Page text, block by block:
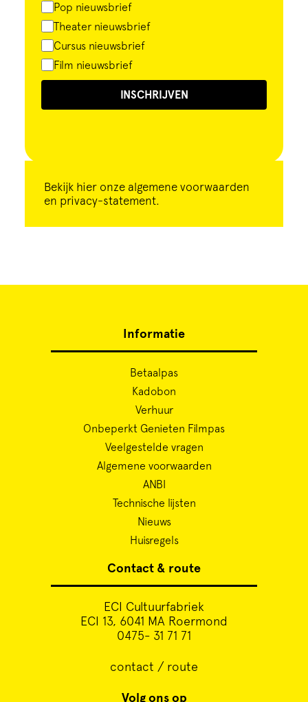
Pop nieuwsbrief
Theater nieuwsbrief
Cursus nieuwsbrief
Film nieuwsbrief
INSCHRIJVEN
Bekijk hier onze algemene voorwaarden
en privacy-statement.
Informatie
Betaalpas
Kadobon
Verhuur
Onbeperkt Genieten Filmpas
Veelgestelde vragen
Algemene voorwaarden
ANBI
Technische lijsten
Nieuws
Huisregels
Contact & route
ECI Cultuurfabriek
ECI 13, 6041 MA Roermond
0475- 31 71 71
contact / route
Volg ons op